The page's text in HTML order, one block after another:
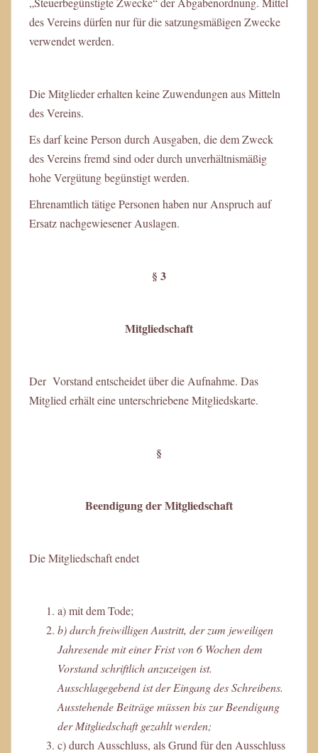
des Vereins dürfen nur für die satzungsmäßigen Zwecke
verwendet werden.
Die Mitglieder erhalten keine Zuwendungen aus Mitteln
des Vereins.
Es darf keine Person durch Ausgaben, die dem Zweck
des Vereins fremd sind oder durch unverhältnismäßig
hohe Vergütung begünstigt werden.
Ehrenamtlich tätige Personen haben nur Anspruch auf
Ersatz nachgewiesener Auslagen.
§ 3
Mitgliedschaft
Der Vorstand entscheidet über die Aufnahme. Das
Mitglied erhält eine unterschriebene Mitgliedskarte.
§
Beendigung der Mitgliedschaft
Die Mitgliedschaft endet
a) mit dem Tode;
b) durch freiwilligen Austritt, der zum jeweiligen
Jahresende mit einer Frist von 6 Wochen dem
Vorstand schriftlich anzuzeigen ist.
Ausschlagegebend ist der Eingang des Schreibens.
Ausstehende Beiträge müssen bis zur Beendigung
der Mitgliedschaft gezahlt werden;
c) durch Ausschluss, als Grund für den Ausschluss